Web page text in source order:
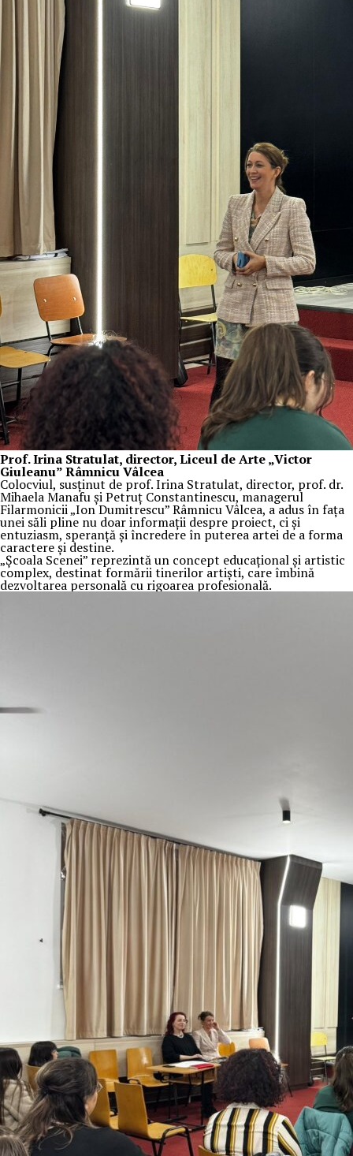
Prof. Irina Stratulat, director, Liceul de Arte „Victor
Giuleanu” Râmnicu Vâlcea
Colocviul, susținut de prof. Irina Stratulat, director, prof. dr.
Mihaela Manafu și Petruț Constantinescu, managerul
Filarmonicii „Ion Dumitrescu” Râmnicu Vâlcea, a adus în fața
unei săli pline nu doar informații despre proiect, ci și
entuziasm, speranță și încredere în puterea artei de a forma
caractere și destine.
„Școala Scenei” reprezintă un concept educațional și artistic
complex, destinat formării tinerilor artiști, care îmbină
dezvoltarea personală cu rigoarea profesională.